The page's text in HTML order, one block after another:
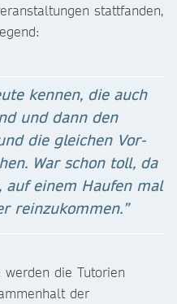
stattfanden,
kennen, die auch
und dann den
die gleichen Vor-
War schon toll, da
auf einem Haufen mal
reinzukommen.”
werden die Tutorien
der